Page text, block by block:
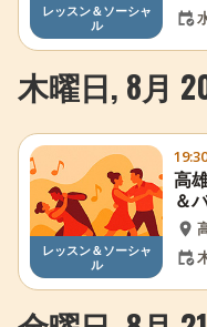
レッスン＆ソーシャ
ル
木曜日, 8月
レッスン＆ソーシャ
ル
高
＆